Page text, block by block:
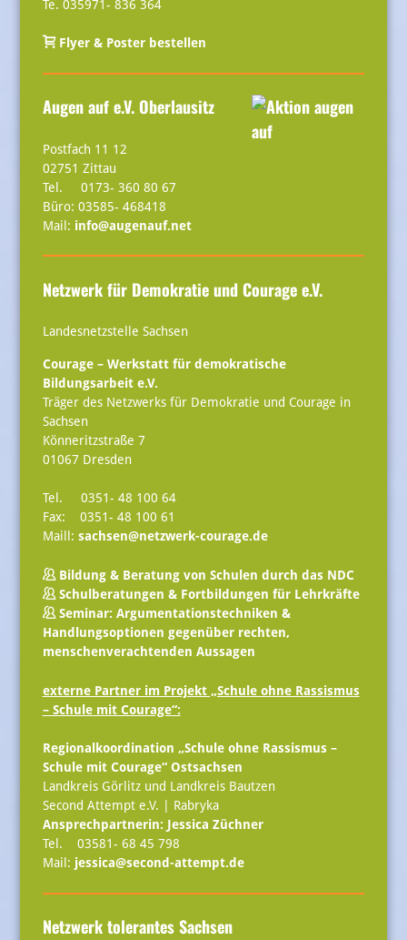
Te. 035971- 836 364
Flyer & Poster bestellen
Augen auf e.V. Oberlausitz
Postfach 11 12
02751 Zittau
Tel. 0173- 360 80 67
Büro: 03585- 468418
Mail: info@augenauf.net
Netzwerk für Demokratie und Courage e.V.
Landesnetzstelle Sachsen
Courage – Werkstatt für demokratische
Bildungsarbeit e.V.
Träger des Netzwerks für Demokratie und Courage in
Sachsen
Könneritzstraße 7
01067 Dresden
Tel. 0351- 48 100 64
Fax: 0351- 48 100 61
Maill: sachsen@netzwerk-courage.de
Bildung & Beratung von Schulen durch das NDC
Schulberatungen & Fortbildungen für Lehrkräfte
Seminar: Argumentationstechniken &
Handlungsoptionen gegenüber rechten,
menschenverachtenden Aussagen
externe Partner im Projekt „Schule ohne Rassismus
– Schule mit Courage“:
Regionalkoordination „Schule ohne Rassismus –
Schule mit Courage“ Ostsachsen
Landkreis Görlitz und Landkreis Bautzen
Second Attempt e.V. | Rabryka
Ansprechpartnerin: Jessica Züchner
Tel. 03581- 68 45 798
Mail: jessica@second-attempt.de
Netzwerk tolerantes Sachsen